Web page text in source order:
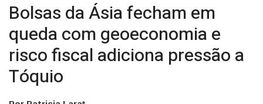
Bolsas da Ásia fecham em
queda com geoeconomia e
risco fiscal adiciona pressão a
Tóquio